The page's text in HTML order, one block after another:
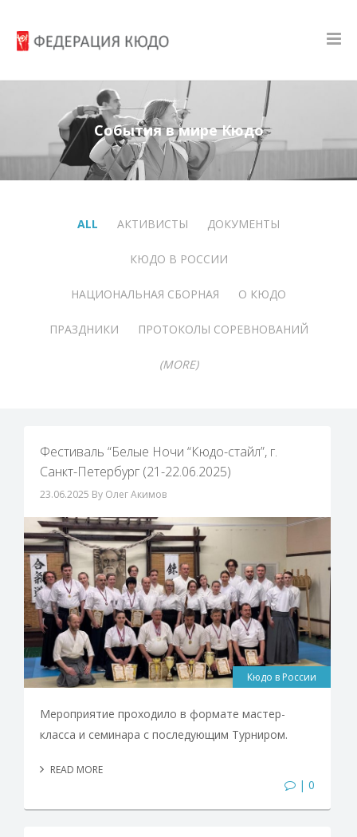
События в мире Кюдо
ALL АКТИВИСТЫ ДОКУМЕНТЫ
КЮДО В РОССИИ
НАЦИОНАЛЬНАЯ СБОРНАЯ О КЮДО
ПРАЗДНИКИ ПРОТОКОЛЫ СОРЕВНОВАНИЙ
(MORE)
Фестиваль “Белые Ночи “Кюдо-стайл”, г.
Санкт-Петербург (21-22.06.2025)
23.06.2025 By Олег Акимов
Кюдо в России
Мероприятие проходило в формате мастер-
класса и семинара с последующим Турниром.
READ MORE
| 0